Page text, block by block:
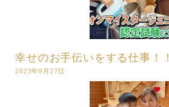
幸せのお手伝いをする仕事！！
2023年9月27日